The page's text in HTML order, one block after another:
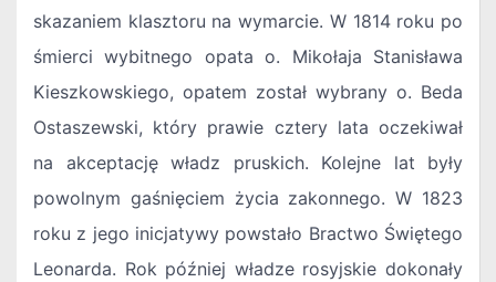
skazaniem klasztoru na wymarcie. W 1814 roku po
śmierci wybitnego opata o. Mikołaja Stanisława
Kieszkowskiego, opatem został wybrany o. Beda
Ostaszewski, który prawie cztery lata oczekiwał
na akceptację władz pruskich. Kolejne lat były
powolnym gaśnięciem życia zakonnego. W 1823
roku z jego inicjatywy powstało Bractwo Świętego
Leonarda. Rok później władze rosyjskie dokonały